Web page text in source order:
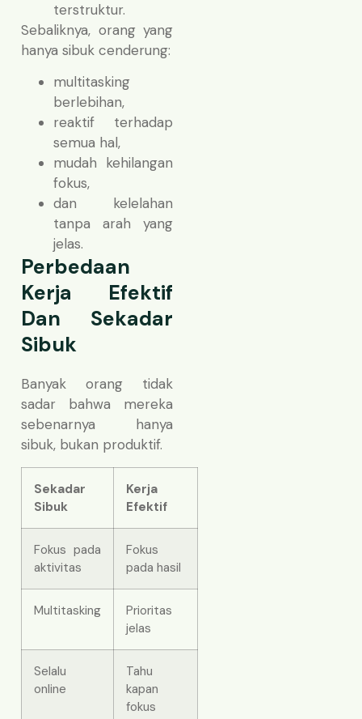
terstruktur.
Sebaliknya, orang yang
hanya sibuk cenderung:
multitasking
berlebihan,
reaktif terhadap
semua hal,
mudah kehilangan
fokus,
dan kelelahan
tanpa arah yang
jelas.
Perbedaan
Kerja Efektif
Dan Sekadar
Sibuk
Banyak orang tidak
sadar bahwa mereka
sebenarnya hanya
sibuk, bukan produktif.
Sekadar
Sibuk
Kerja
Efektif
Fokus pada
aktivitas
Fokus
pada hasil
Multitasking
Prioritas
jelas
Selalu
online
Tahu
kapan
fokus